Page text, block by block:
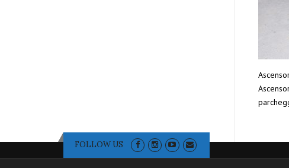
FOLLOW US